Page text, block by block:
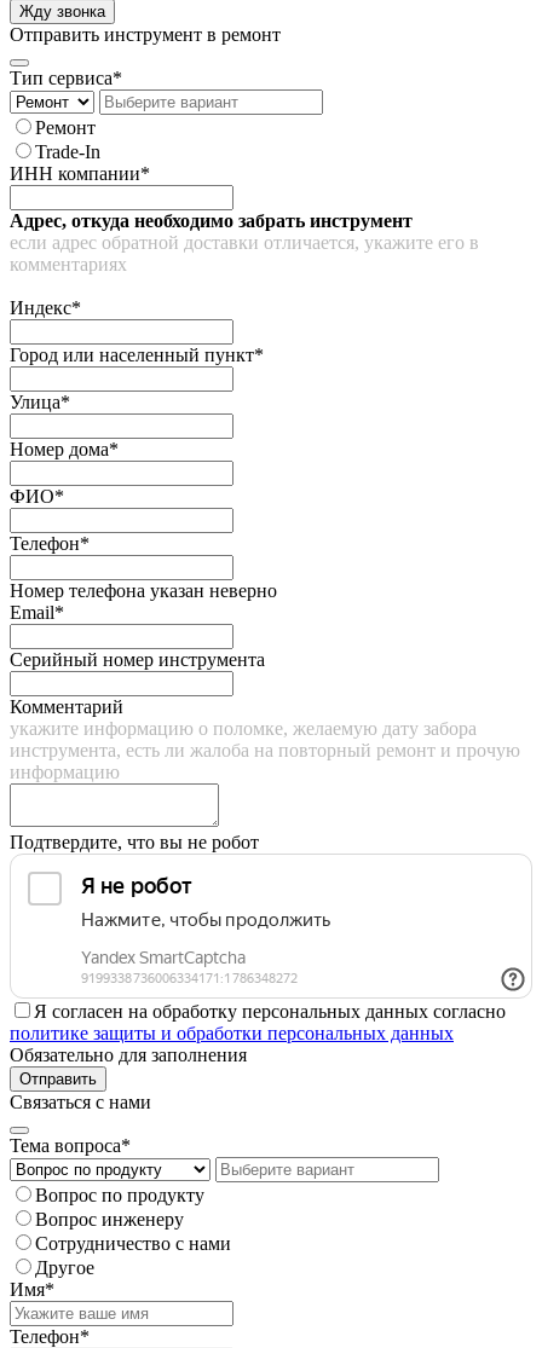
Жду звонка
Отправить инструмент в ремонт
Тип сервиса*
Ремонт
Trade-In
ИНН компании*
Адрес, откуда необходимо забрать инструмент
если адрес обратной доставки отличается, укажите его в
комментариях
Индекс*
Город или населенный пункт*
Улица*
Номер дома*
ФИО*
Телефон*
Номер телефона указан неверно
Email*
Серийный номер инструмента
Комментарий
укажите информацию о поломке, желаемую дату забора
инструмента, есть ли жалоба на повторный ремонт и прочую
информацию
Подтвердите, что вы не робот
Я согласен на обработку персональных данных согласно
политике защиты и обработки персональных данных
Обязательно для заполнения
Отправить
Связаться с нами
Тема вопроса*
Вопрос по продукту
Вопрос инженеру
Сотрудничество с нами
Другое
Имя*
Телефон*